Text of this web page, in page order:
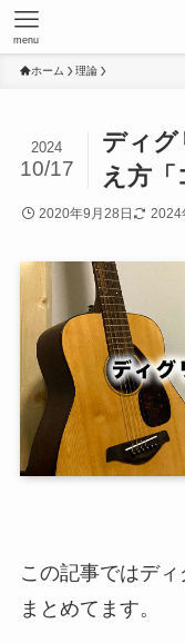
menu
ホーム 理論
ディグ
え方「
2024
10/17
2020年9月28日 2024
この記事ではデ
まとめてます。